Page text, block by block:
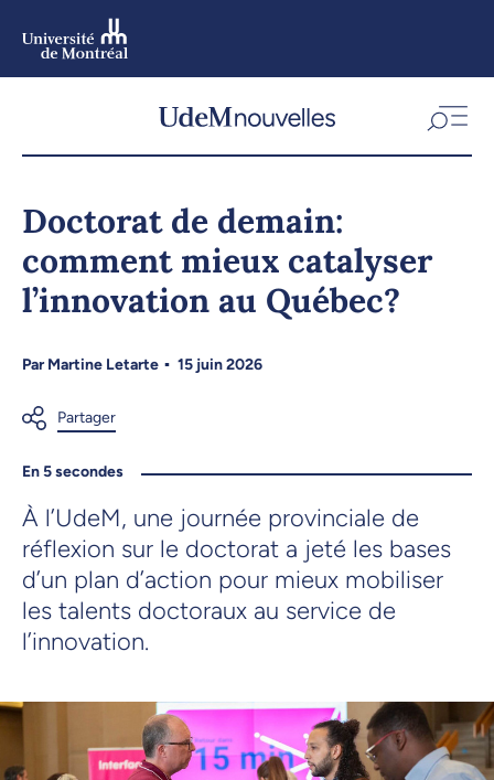
Doctorat de demain:
comment mieux catalyser
l’innovation au Québec?
ParMartine Letarte 15 juin 2026
En 5 secondes
À l’UdeM, une journée provinciale de
réflexion sur le doctorat a jeté les bases
d’un plan d’action pour mieux mobiliser
les talents doctoraux au service de
l’innovation.